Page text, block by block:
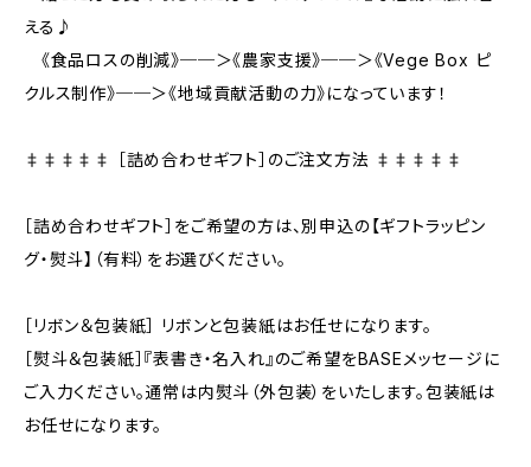
える♪
《食品ロスの削減》──＞《農家支援》──＞《Vege Box ピ
クルス制作》──＞《地域貢献活動の力》になっています！
‡‡‡‡‡ ［詰め合わせギフト］のご注文方法 ‡‡‡‡‡
［詰め合わせギフト］をご希望の方は、別申込の【ギフトラッピン
グ・熨斗】（有料）をお選びください。
［リボン＆包装紙］ リボンと包装紙はお任せになります。
［熨斗＆包装紙］『表書き・名入れ』のご希望をBASEメッセージに
ご入力ください。通常は内熨斗（外包装）をいたします。包装紙は
お任せになります。